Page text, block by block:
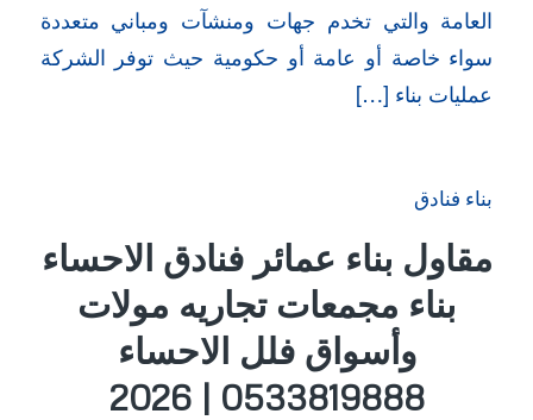
العامة والتي تخدم جهات ومنشآت ومباني متعددة
سواء خاصة أو عامة أو حكومية حيث توفر الشركة
عمليات بناء […]
بناء فنادق
مقاول بناء عمائر فنادق الاحساء
بناء مجمعات تجاريه مولات
وأسواق فلل الاحساء
0533819888 | 2026